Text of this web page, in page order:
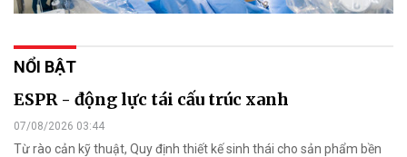
NỔI BẬT
ESPR - động lực tái cấu trúc xanh
07/08/2026 03:44
Từ rào cản kỹ thuật, Quy định thiết kế sinh thái cho sản phẩm bền